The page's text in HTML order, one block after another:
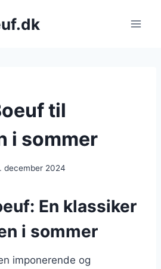
til
i sommer
december 2024
En klassiker
i sommer
imponerende og